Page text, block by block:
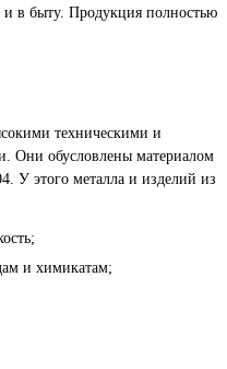
в быту. Продукция полностью
техническими и
Они обусловлены материалом
У этого металла и изделий из
и химикатам;